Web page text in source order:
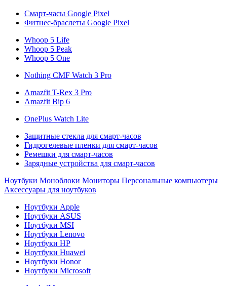
Смарт-часы Google Pixel
Фитнес-браслеты Google Pixel
Whoop 5 Life
Whoop 5 Peak
Whoop 5 One
Nothing CMF Watch 3 Pro
Amazfit T-Rex 3 Pro
Amazfit Bip 6
OnePlus Watch Lite
Защитные стекла для смарт-часов
Гидрогелевые пленки для смарт-часов
Ремешки для смарт-часов
Зарядные устройства для смарт-часов
Ноутбуки Моноблоки Мониторы Персональные компьютеры
Аксессуары для ноутбуков
Ноутбуки Apple
Ноутбуки ASUS
Ноутбуки MSI
Ноутбуки Lenovo
Ноутбуки HP
Ноутбуки Huawei
Ноутбуки Honor
Ноутбуки Microsoft